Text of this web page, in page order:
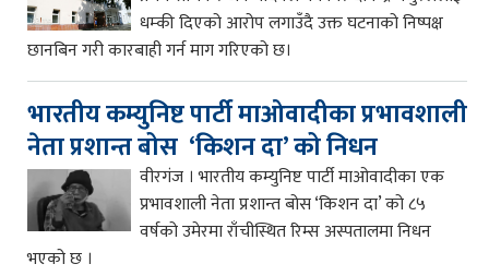
धम्की दिएको आरोप लगाउँदै उक्त घटनाको निष्पक्ष
छानबिन गरी कारबाही गर्न माग गरिएको छ।
भारतीय कम्युनिष्ट पार्टी माओवादीका प्रभावशाली
नेता प्रशान्त बोस ‘किशन दा’ को निधन
वीरगंज । भारतीय कम्युनिष्ट पार्टी माओवादीका एक
प्रभावशाली नेता प्रशान्त बोस ‘किशन दा’ को ८५
वर्षको उमेरमा राँचीस्थित रिम्स अस्पतालमा निधन
भएको छ ।